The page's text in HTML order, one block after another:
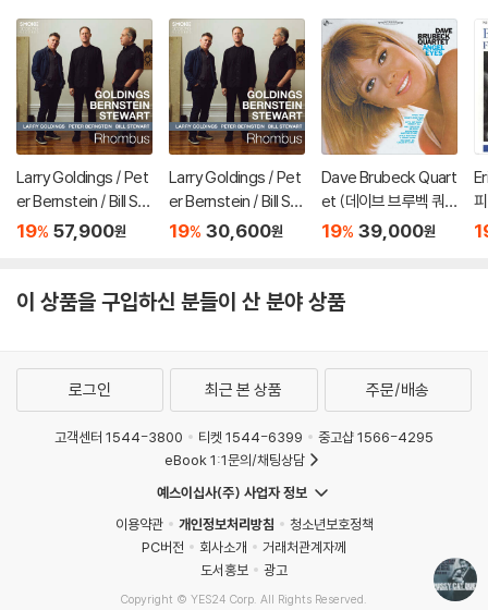
Larry Goldings / Pet
er Bernstein / Bill St
ewart (래리 골딩스 /
[LP]
19% 57,900원
Larry Goldings / Pet
er Bernstein / Bill St
ewart (래리 골딩스 /
19% 30,600원
Dave Brubeck Quart
et (데이브 브루벡 쿼
텟) - Angel Eyes [L
19% 39,000원
이 상품을 구입하신 분들이 산 분야 상품
로그인 최근 본 상품 주문/배송
고객센터 1544-3800 티켓 1544-6399
중고샵 1566-4295
eBook 1:1문의/채팅상담
예스이십사(주) 사업자 정보
이용약관
개인정보처리방침
청소년보호정책
PC버전
회사소개
거래처관계자께
도서홍보
광고
Copyright © YES24 Corp. All Rights Reserved.